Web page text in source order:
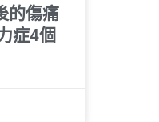
的傷痛
症4個